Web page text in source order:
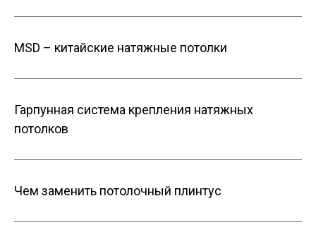
MSD – китайские натяжные потолки
Гарпунная система крепления натяжных
потолков
Чем заменить потолочный плинтус